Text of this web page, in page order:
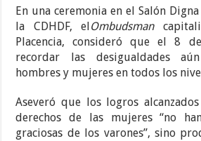
En una ceremonia en el Salón
la CDHDF, el Ombudsman
Placencia, consideró que el 8
recordar las desigualdades
hombres y mujeres en todos los
Aseveró que los logros
derechos de las mujeres “no
graciosas de los varones”, sino